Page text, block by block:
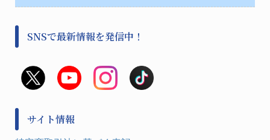
加圧・減圧・油ポンプ
撹拌機 ２
救急
金属、ホーロー容器・バット類
金属・樹脂実験必需１
健康機器・用品
検査・計測
樹脂容器各種
分離・分析ロシ
初期活動・対策本部
非常用食料品
風水害対策用品
防犯用品・その他
SNSで最新情報を発信中！
サイト情報